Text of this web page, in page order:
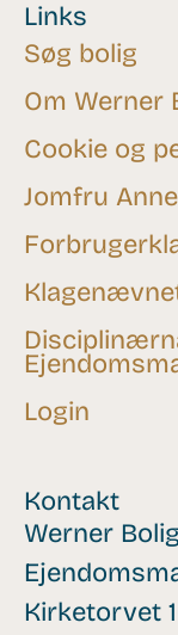
Kontakt
Werner
Kirketorvet
Links
Søg bolig
Om Werner
Cookie og
Jomfru
Login